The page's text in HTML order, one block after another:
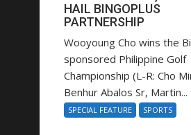
HAIL BINGOPLUS
PARTNERSHIP
Wooyoung Cho wins the
sponsored Philippine Golf
Championship (L-R: Cho
Benhur Abalos Sr, Martin...
SPECIAL FEATURE SPORTS